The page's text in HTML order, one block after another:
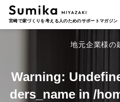
宮崎で家づくりを考える人のためのサポートマガジン
地元企業様の
Warning:
ders_name in /